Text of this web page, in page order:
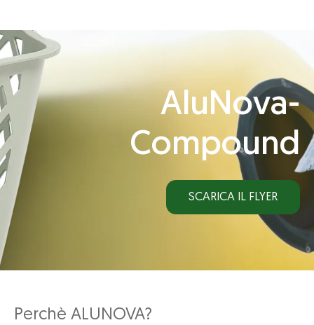
AluNova-
Compound
SCARICA IL FLYER
Perchè ALUNOVA?